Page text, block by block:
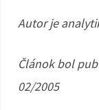
Autor je
Článok bol
02/2005